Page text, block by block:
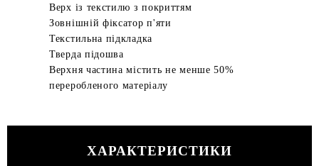
Верх із текстилю з покриттям
Зовнішній фіксатор п'яти
Текстильна підкладка
Тверда підошва
Верхня частина містить не менше 50%
переробленого матеріалу
ХАРАКТЕРИСТИКИ